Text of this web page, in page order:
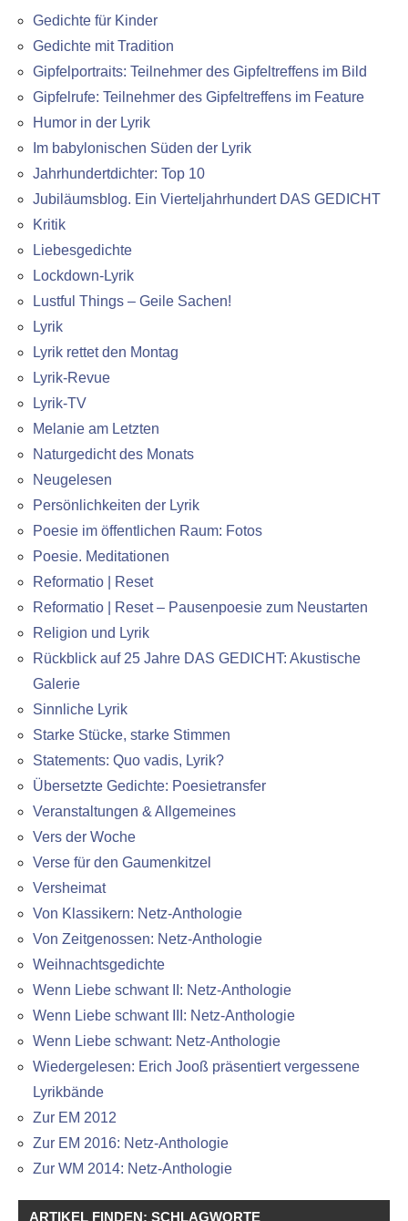
Gedichte für Kinder
Gedichte mit Tradition
Gipfelportraits: Teilnehmer des Gipfeltreffens im Bild
Gipfelrufe: Teilnehmer des Gipfeltreffens im Feature
Humor in der Lyrik
Im babylonischen Süden der Lyrik
Jahrhundertdichter: Top 10
Jubiläumsblog. Ein Vierteljahrhundert DAS GEDICHT
Kritik
Liebesgedichte
Lockdown-Lyrik
Lustful Things – Geile Sachen!
Lyrik
Lyrik rettet den Montag
Lyrik-Revue
Lyrik-TV
Melanie am Letzten
Naturgedicht des Monats
Neugelesen
Persönlichkeiten der Lyrik
Poesie im öffentlichen Raum: Fotos
Poesie. Meditationen
Reformatio | Reset
Reformatio | Reset – Pausenpoesie zum Neustarten
Religion und Lyrik
Rückblick auf 25 Jahre DAS GEDICHT: Akustische
Galerie
Sinnliche Lyrik
Starke Stücke, starke Stimmen
Statements: Quo vadis, Lyrik?
Übersetzte Gedichte: Poesietransfer
Veranstaltungen & Allgemeines
Vers der Woche
Verse für den Gaumenkitzel
Versheimat
Von Klassikern: Netz-Anthologie
Von Zeitgenossen: Netz-Anthologie
Weihnachtsgedichte
Wenn Liebe schwant II: Netz-Anthologie
Wenn Liebe schwant III: Netz-Anthologie
Wenn Liebe schwant: Netz-Anthologie
Wiedergelesen: Erich Jooß präsentiert vergessene
Lyrikbände
Zur EM 2012
Zur EM 2016: Netz-Anthologie
Zur WM 2014: Netz-Anthologie
ARTIKEL FINDEN: SCHLAGWORTE